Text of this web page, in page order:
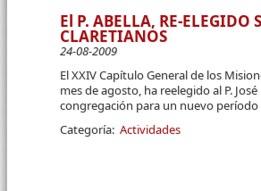
El P. ABELLA, RE-ELEGIDO
CLARETIANOS
24-08-2009
El XXIV Capítulo General de los
mes de agosto, ha reelegido al P.
congregación para un nuevo
Categoría: Actividades